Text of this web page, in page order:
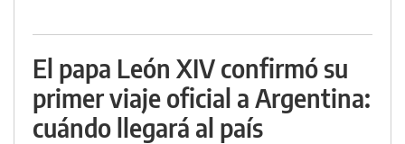
El papa León XIV confirmó su
primer viaje oficial a Argentina:
cuándo llegará al país